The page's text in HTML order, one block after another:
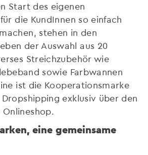
Start des eigenen
die KundInnen so einfach
stehen in den
der Auswahl aus 20
Streichzubehör wie
sowie Farbwannen
ist die Kooperationsmarke
exklusiv über den
eine gemeinsame